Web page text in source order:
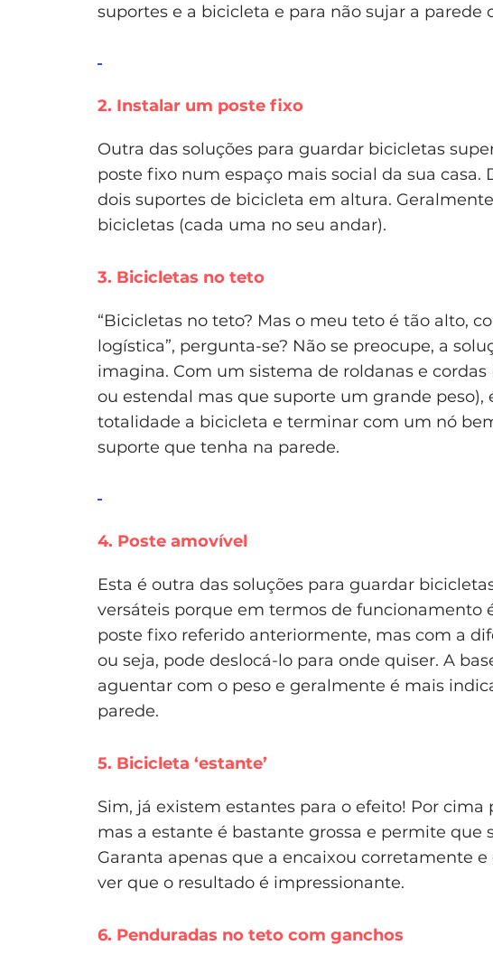
suportes e a bicicleta e para não sujar a parede
2. Instalar um poste fixo
Outra das soluções para guardar bicicletas
poste fixo num espaço mais social da sua casa.
dois suportes de bicicleta em altura.
bicicletas (cada uma no seu andar).
3. Bicicletas no teto
“Bicicletas no teto? Mas o meu teto é tão alto,
logística”, pergunta-se? Não se preocupe, a
imagina. Com um sistema de roldanas e
ou estendal mas que suporte um grande peso),
totalidade a bicicleta e terminar com um nó
suporte que tenha na parede.
4. Poste amovível
Esta é outra das soluções para guardar
versáteis porque em termos de funcionamento
poste fixo referido anteriormente, mas com a
ou seja, pode deslocá-lo para onde quiser. A
aguentar com o peso e geralmente é mais
parede.
5. Bicicleta ‘estante’
Sim, já existem estantes para o efeito! Por cima
mas a estante é bastante grossa e permite que
Garanta apenas que a encaixou corretamente
ver que o resultado é impressionante.
6. Penduradas no teto com ganchos